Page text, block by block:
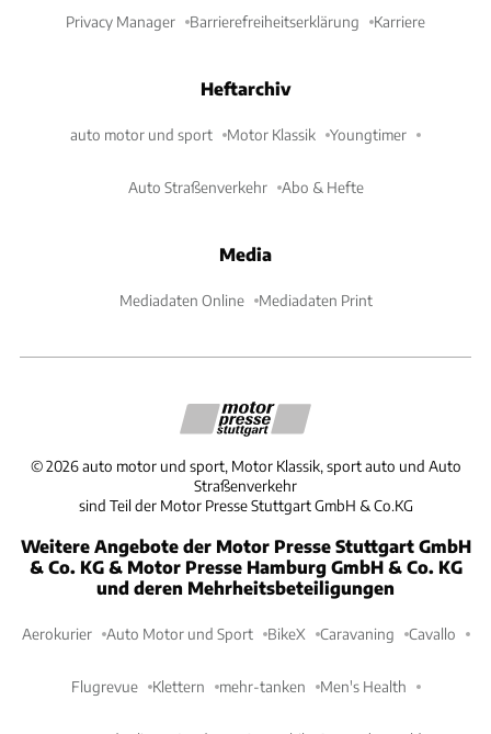
Privacy Manager Barrierefreiheitserklärung Karriere
Heftarchiv
auto motor und sport Motor Klassik Youngtimer
Auto Straßenverkehr Abo & Hefte
Media
Mediadaten Online Mediadaten Print
©2026 auto motor und sport, Motor Klassik, sport auto und Auto
Straßenverkehr
sind Teil der Motor Presse Stuttgart GmbH & Co.KG
Weitere Angebote der Motor Presse Stuttgart GmbH
& Co. KG & Motor Presse Hamburg GmbH & Co. KG
und deren Mehrheitsbeteiligungen
Aerokurier Auto Motor und Sport BikeX Caravaning Cavallo
Flugrevue Klettern mehr-tanken Men's Health